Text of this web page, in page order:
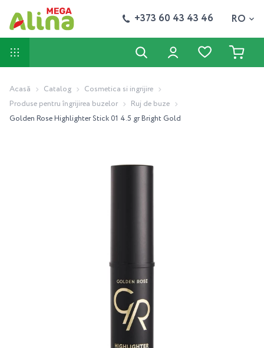
+373 60 43 43 46 RO
Acasă Catalog
Cosmetica si ingrijire
Produse pentru îngrijirea buzelor
Ruj de buze
Golden Rose Highlighter Stick 01 4.5 gr Bright Gold